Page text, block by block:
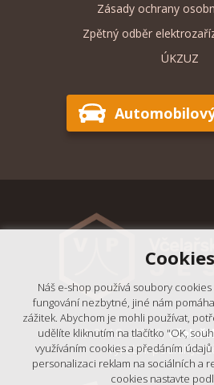
Zásady ochrany
Zpětný odběr
ÚKZUZ
© 2018 - 2026,
- Výrobní podnik
Cookies
Náš e-shop používá soubory
fungování nezbytné, jiné nám
zážitek. Abychom je mohli používat,
udělíte kliknutím na tlačítko "OK,
využíváním cookies a předáním
personalizaci reklam na sociálních a
cookies nastavte